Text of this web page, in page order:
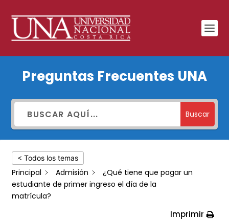
tiene
que
pagar
un
estudiante
de
primer
ingreso
Preguntas Frecuentes UNA
Buscar
< Todos los temas
Principal Admisión
¿Qué tiene que pagar un
estudiante de primer ingreso el día de la
matrícula?
Imprimir